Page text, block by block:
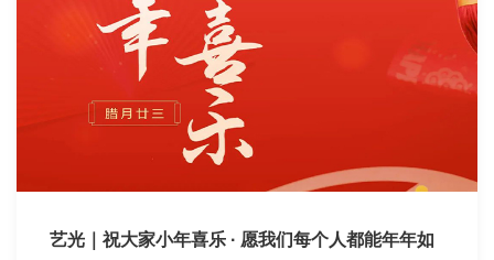
艺光｜祝大家小年喜乐 · 愿我们每个人都能年年如